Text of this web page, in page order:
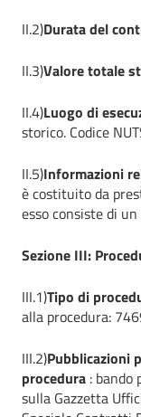
II.2)Durata del
II.3)Valore totale
II.4)Luogo di
storico. Codice
II.5)Informazioni
è costituito da
esso consiste di
Sezione III:
III.1)Tipo di
alla procedura:
III.2)Pubblicazioni
procedura : bando
sulla Gazzetta